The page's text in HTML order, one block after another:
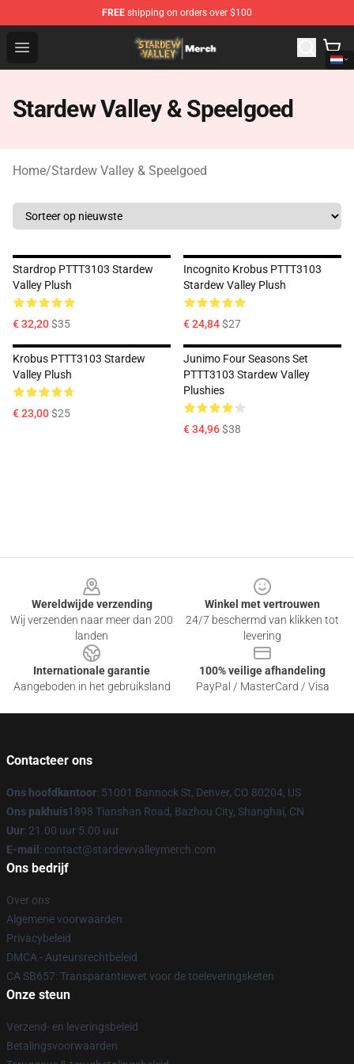
FREE shipping on orders over $100
Open menu
Stardew Valley Store - Official Stardew Valley
Stardew Valley & Speelgoed
Home/Stardew Valley & Speelgoed
Stardrop PTTT3103 Stardew
Valley Plush
€ 32,20$35
Incognito Krobus PTTT3103
Stardew Valley Plush
€ 24,84$27
Krobus PTTT3103 Stardew
Valley Plush
€ 23,00$25
Junimo Four Seasons Set
PTTT3103 Stardew Valley
Plushies
€ 34,96$38
Wereldwijde verzending
Wij verzenden naar meer dan 200
landen
Winkel met vertrouwen
24/7 beschermd van klikken tot
levering
Internationale garantie
Aangeboden in het gebruiksland
100% veilige afhandeling
PayPal / MasterCard / Visa
Contacteer ons
Ons hoofdkantoor: 51001 Bannock St, Denver, CO 80204, US
Ons pakhuis1898 Tianshan Road, Bazhou City, Shanghai, CN
Uur: 21.00 uur 5.00 uur
E-mail : contact@stardewvalleymerch.com
Ons bedrijf
Over ons
Algemene voorwaarden
Privacybeleid
DMCA - Auteursrechtbeleid
CA SB657: Transparantiewet voor de toeleveringsketen
Onze steun
Verzend- en leveringsbeleid
Betalingsvoorwaarden